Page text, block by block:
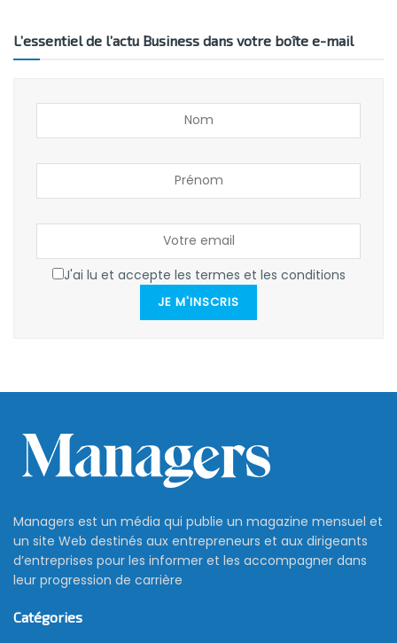
L’essentiel de l’actu Business dans votre boîte e-mail
J'ai lu et accepte les termes et les conditions
JE M'INSCRIS
Managers est un média qui publie un magazine mensuel et
un site Web destinés aux entrepreneurs et aux dirigeants
d’entreprises pour les informer et les accompagner dans
leur progression de carrière
Catégories